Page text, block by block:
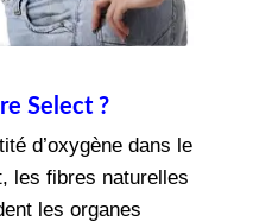
Select ?
d’oxygène dans le
les fibres naturelles
les organes